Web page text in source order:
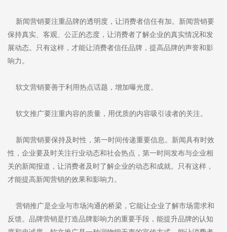
新闻营销要注重品牌的透明度，让消费者信任有加。新闻营销要
保持真实、客观、公正的态度，让消费者了解企业的真实情况和发
展动态。只有这样，才能让消费者信任品牌，提高品牌的声誉和影
响力。
软文营销要善于利用热点话题，增加曝光度。
软文推广要注重内容的质量，用优质的内容吸引读者的关注。
新闻营销要保持及时性，第一时间传递重要信息。新闻具有时效
性，企业要及时关注行业动态和社会热点，第一时间发布与企业相
关的新闻报道，让消费者及时了解企业的动态和成就。只有这样，
才能提高新闻营销的效果和影响力。
营销推广是企业与市场沟通的桥梁，它能让企业了解市场需求和
反馈。品牌营销是打造品牌影响力的重要手段，能提升品牌的认知